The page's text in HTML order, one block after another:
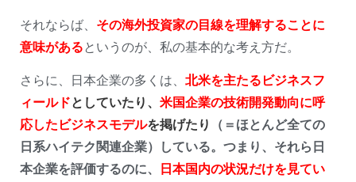
それならば、 その海外投資家の目線を理解することに
意味があるというのが、私の基本的な考え方だ。
さらに、日本企業の多くは、 北米を主たるビジネスフ
ィールドとしていたり、 米国企業の技術開発動向に呼
応したビジネスモデルを掲げたり
（＝ほとんど全ての
日系ハイテク関連企業）している。つまり、それら日
本企業を評価するのに、
日本国内の状況だけを見てい